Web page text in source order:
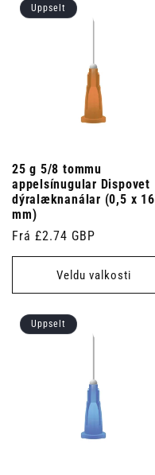
Uppselt
25 g 5/8 tommu
appelsínugular Dispovet
dýralæknanálar (0,5 x 16
mm)
Venjulegt
verð
Frá £2.74 GBP
Veldu valkosti
Uppselt